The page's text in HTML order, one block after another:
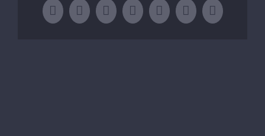
Facebook
TwitterLinkedInWhatsApp
TumblrPinterestEmail